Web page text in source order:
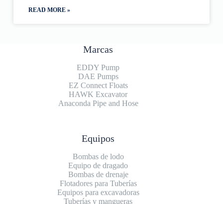
READ MORE »
Marcas
EDDY Pump
DAE Pumps
EZ Connect Floats
HAWK Excavator
Anaconda Pipe and Hose
Equipos
Bombas de lodo
Equipo de dragado
Bombas de drenaje
Flotadores para Tuberías
Equipos para excavadoras
Tuberías y mangueras